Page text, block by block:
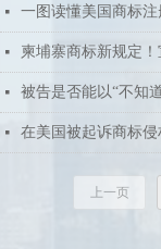
넷 一图读懂美国商标注
넷
넷 被告是否能以“不知
넷
上一页